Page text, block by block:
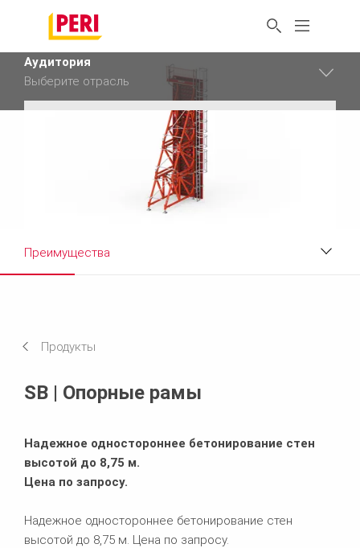
Преимущества
Продукты
SB | Опорные рамы
Надежное одностороннее бетонирование стен
высотой до 8,75 м.
Цена по запросу.
Надежное одностороннее бетонирование стен
высотой до 8,75 м. Цена по запросу.
Аудитория
Выберите отрасль
Промышленность
Строительство